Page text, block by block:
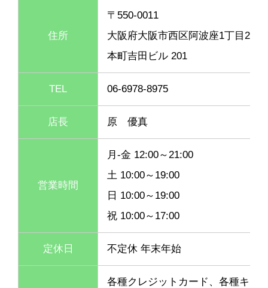
住所
〒550-0011
大阪府大阪市西区阿波座1丁目2-20
本町吉田ビル 201
TEL 06-6978-8975
店長 原 優真
営業時間
月-金 12:00～21:00
土 10:00～19:00
日 10:00～19:00
祝 10:00～17:00
定休日 不定休 年末年始
各種クレジットカード、各種キャ